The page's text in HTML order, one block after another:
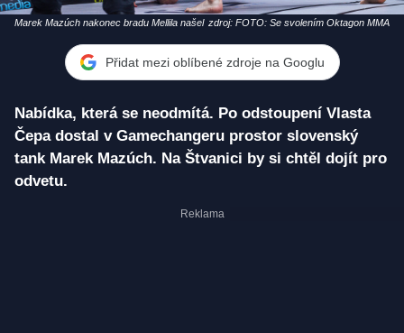
Marek Mazúch nakonec bradu Mellila našel zdroj: FOTO: Se svolením Oktagon MMA
Přidat mezi oblíbené zdroje na Googlu
Nabídka, která se neodmítá. Po odstoupení Vlasta
Čepa dostal v Gamechangeru prostor slovenský
tank Marek Mazúch. Na Štvanici by si chtěl dojít pro
odvetu.